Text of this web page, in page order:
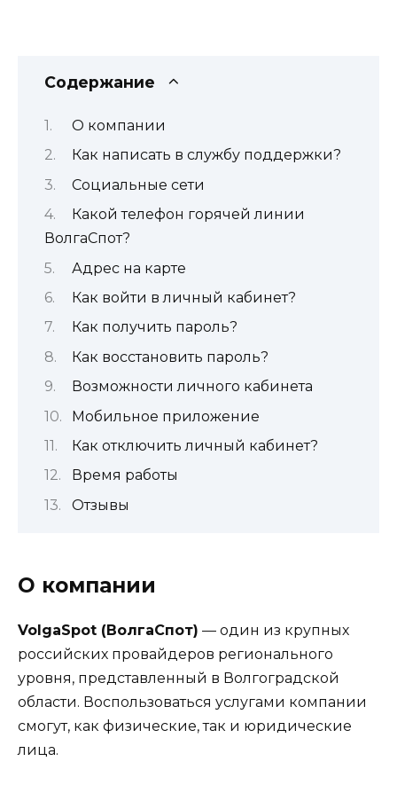
Содержание
О компании
Как написать в службу поддержки?
Социальные сети
Какой телефон горячей линии
ВолгаСпот?
Адрес на карте
Как войти в личный кабинет?
Как получить пароль?
Как восстановить пароль?
Возможности личного кабинета
Мобильное приложение
Как отключить личный кабинет?
Время работы
Отзывы
О компании
VolgaSpot (ВолгаСпот) — один из крупных
российских провайдеров регионального
уровня, представленный в Волгоградской
области. Воспользоваться услугами компании
смогут, как физические, так и юридические
лица.